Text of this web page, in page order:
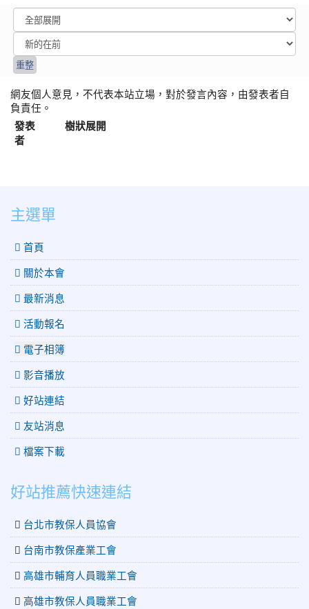
網友個人意見，不代表本站立場，對於發言內容，由發表者自
負責任。
發表
者
樹狀展開
主選單
 首頁
關於本會
最新消息
活動報名
電子相簿
影音播放
好站連結
友站消息
檔案下載
好站推薦快速連結
台北市教保人員協會
台南市教保產業工會
高雄市輔育人員職業工會
高雄市教保人員職業工會